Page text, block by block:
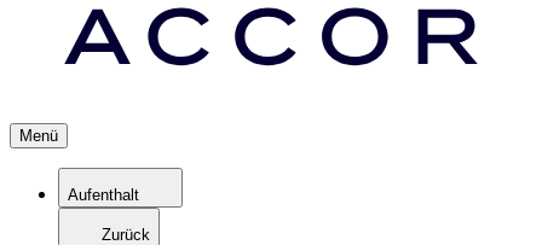
Menü
Aufenthalt
Zurück